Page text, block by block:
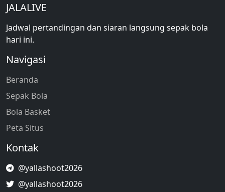
JALALIVE
Jadwal pertandingan dan siaran langsung sepak bola
hari ini.
Navigasi
Beranda
Sepak Bola
Bola Basket
Peta Situs
Kontak
@yallashoot2026
@yallashoot2026